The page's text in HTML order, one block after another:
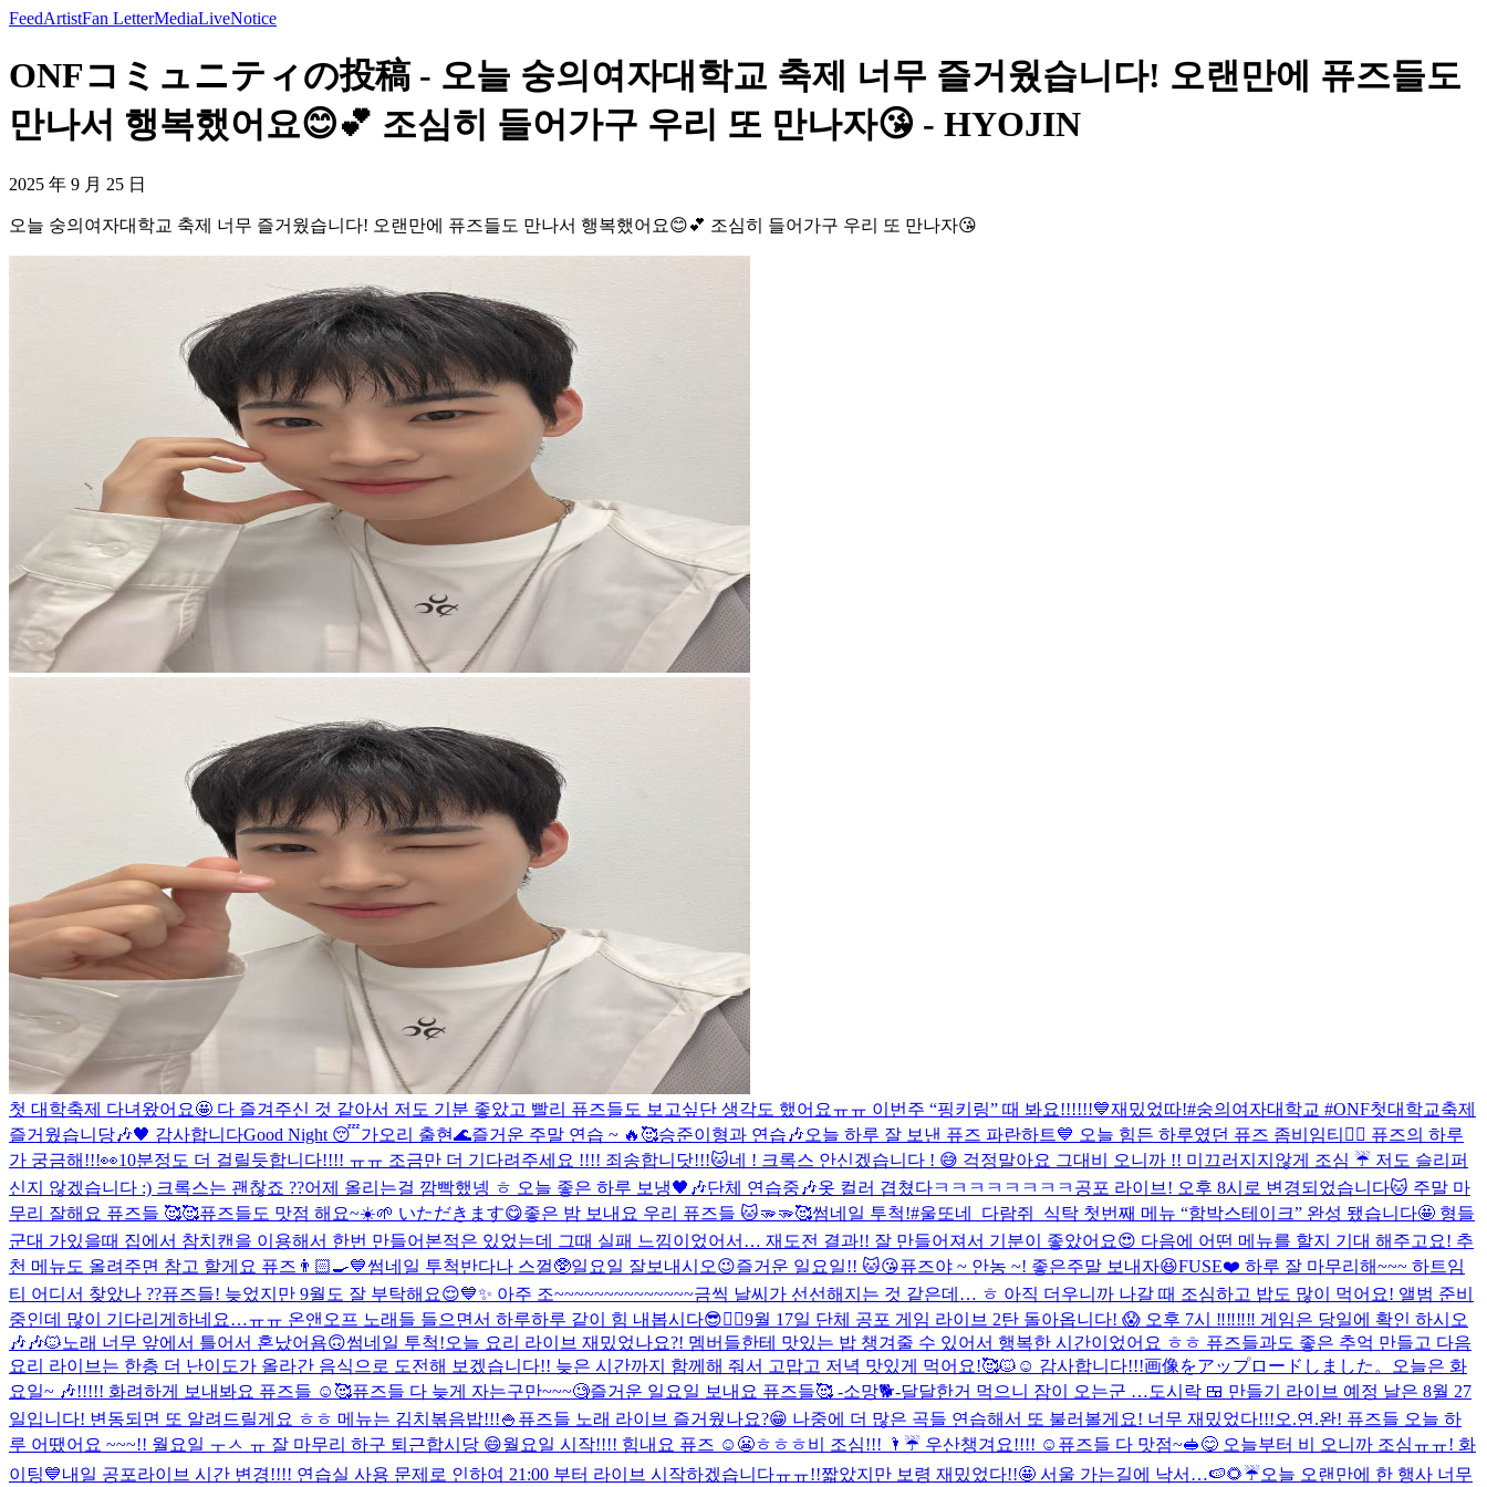
FeedArtistFan LetterMediaLiveNotice
ONFコミュニティの投稿 - 오늘 숭의여자대학교 축제 너무 즐거웠습니다! 오랜만에 퓨즈들도
만나서 행복했어요😊💕 조심히 들어가구 우리 또 만나자😘 - HYOJIN
2025 年 9 月 25 日
오늘 숭의여자대학교 축제 너무 즐거웠습니다! 오랜만에 퓨즈들도 만나서 행복했어요😊💕 조심히 들어가구 우리 또 만나자😘
첫 대학축제 다녀왔어요🤩 다 즐겨주신 것 같아서 저도 기분 좋았고 빨리 퓨즈들도 보고싶단 생각도 했어요ㅠㅠ 이번주 “핑키링” 때 봐요!!!!!!💙재밌었따!#숭의여자대학교 #ONF첫대학교축제
즐거웠습니당🎶🖤 감사합니다Good Night 😴가오리 출현🌊즐거운 주말 연습 ~ 🔥🥰승준이형과 연습🎶오늘 하루 잘 보낸 퓨즈 파란하트💙 오늘 힘든 하루였던 퓨즈 좀비임티🧟‍♂️ 퓨즈의 하루
가 궁금해!!!👀10분정도 더 걸릴듯합니다!!!! ㅠㅠ 조금만 더 기다려주세요 !!!! 죄송합니닷!!!🐱네 ! 크록스 안신겠습니다 ! 😅 걱정말아요 그대 비 오니까 !! 미끄러지지않게 조심 ☔️ 저도 슬리퍼
신지 않겠습니다 :) 크록스는 괜찮죠 ??어제 올리는걸 깜빡했넹 ㅎ 오늘 좋은 하루 보냉🖤🎶단체 연습중🎶옷 컬러 겹쳤다ㅋㅋㅋㅋㅋㅋㅋㅋ 공포 라이브! 오후 8시로 변경되었습니다🐱 주말 마
무리 잘해요 퓨즈들 🥰🥰퓨즈들도 맛점 해요~☀️🌱 いただきます😋좋은 밤 보내요 우리 퓨즈들 🐱🫳🫳🥰썸네일 투척!#울또네_다람쥐_식탁 첫번째 메뉴 “함박스테이크” 완성 됐습니다🤩 형들
군대 가있을때 집에서 참치캔을 이용해서 한번 만들어본적은 있었는데 그때 실패 느낌이었어서… 재도전 결과!! 잘 만들어져서 기분이 좋았어요😍 다음에 어떤 메뉴를 할지 기대 해주고요! 추
천 메뉴도 올려주면 참고 할게요 퓨즈👨🏻‍🍳💙썸네일 투척반다나 스껄🥸일요일 잘보내시오😉즐거운 일요일!! 🐱😘퓨즈야 ~ 안농 ~! 좋은주말 보내자😆FUSE❤️ 하루 잘 마무리해~~~ 하트임
티 어디서 찾았나 ??퓨즈들! 늦었지만 9월도 잘 부탁해요😌💙✨ 아주 조~~~~~~~~~~~~~~금씩 날씨가 선선해지는 것 같은데… ㅎ 아직 더우니까 나갈 때 조심하고 밥도 많이 먹어요! 앨범 준비
중인데 많이 기다리게하네요…ㅠㅠ 온앤오프 노래들 들으면서 하루하루 같이 힘 내봅시다😎❤️‍🔥9월 17일 단체 공포 게임 라이브 2탄 돌아옵니다! 😱 오후 7시 ‼️‼️‼️‼️ 게임은 당일에 확인 하시오
🎶🎶🐱노래 너무 앞에서 틀어서 혼났어욤🙃썸네일 투척!오늘 요리 라이브 재밌었나요?! 멤버들한테 맛있는 밥 챙겨줄 수 있어서 행복한 시간이었어요 ㅎㅎ 퓨즈들과도 좋은 추억 만들고 다음
요리 라이브는 한층 더 난이도가 올라간 음식으로 도전해 보겠습니다!! 늦은 시간까지 함께해 줘서 고맙고 저녁 맛있게 먹어요!🥰🐱☺️ 감사합니다!!!画像をアップロードしました。
오늘은 화
요일~ 🎶!!!!! 화려하게 보내봐요 퓨즈들 ☺️🥰퓨즈들 다 늦게 자는구만~~~🧐즐거운 일요일 보내요 퓨즈들🥰 -소망🐕-달달한거 먹으니 잠이 오는군 …도시락 🍱 만들기 라이브 예정 날은 8월 27
일입니다! 변동되면 또 알려드릴게요 ㅎㅎ 메뉴는 김치볶음밥!!!🍚 퓨즈들 노래 라이브 즐거웠나요?😁 나중에 더 많은 곡들 연습해서 또 불러볼게요! 너무 재밌었다!!!오.연.완! 퓨즈들 오늘 하
루 어땠어요 ~~~!! 월요일 ㅜㅅ ㅠ 잘 마무리 하구 퇴근합시당 😄월요일 시작!!!! 힘내요 퓨즈 ☺️😬ㅎㅎㅎ비 조심!!! 🌂☔️ 우산챙겨요!!!! ☺️ 퓨즈들 다 맛점~🥪😋 오늘부터 비 오니까 조심ㅠㅠ! 화
이팅💙내일 공포라이브 시간 변경!!!! 연습실 사용 문제로 인하여 21:00 부터 라이브 시작하겠습니다ㅠㅠ!!짧았지만 보령 재밌었다!!🤩 서울 가는길에 낙서…🍉🌻☔️오늘 오랜만에 한 행사 너무